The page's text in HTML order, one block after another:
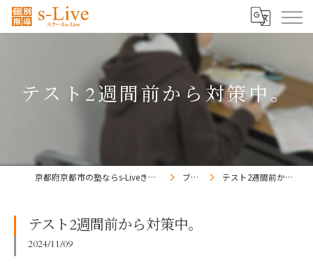
テスト2週間前から対策中。
京都府京都市の塾ならs-Liveきょうと梅小路校 ブログ テスト2週間前から対策中。
テスト2週間前から対策中。
2024/11/09